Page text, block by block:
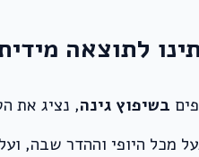
בשיפוץ גינה, נציג את
מכל היופי וההדר שבה,